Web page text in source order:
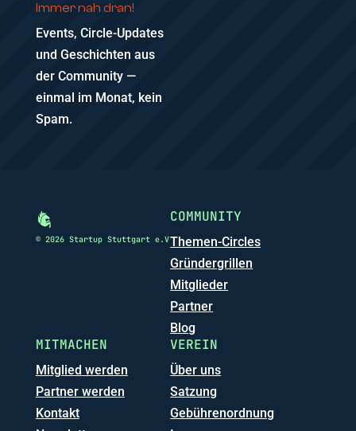
Immer nah dran!
Events, Circle-Updates
und Geschichten aus
der Community —
einmal im Monat, kein
Spam.
© 2026 Startup Stuttgart e.V
COMMUNITY
Themen-Circles
Gründergrillen
Mitglieder
Partner
Blog
MITMACHEN
Mitglied werden
Partner werden
Kontakt
VEREIN
Über uns
Satzung
Gebührenordnung